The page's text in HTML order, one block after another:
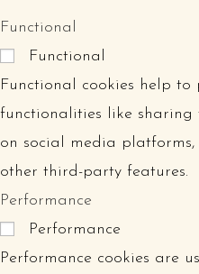
Functional
Functional
Functional cookies help to
functionalities like sharing
on social media
other third-party features.
Performance
Performance
Performance cookies are